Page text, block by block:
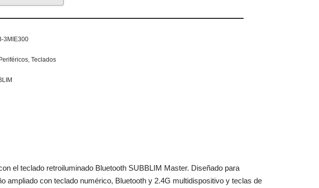
3MIE300
Periféricos,Teclados
el teclado retroiluminado Bluetooth SUBBLIM Master. Diseñado para
con teclado numérico, Bluetooth y 2.4G multidispositivo y teclas de